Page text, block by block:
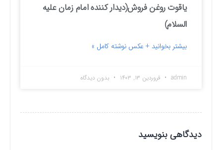
یاقوت روغن فروش(دیدار کننده امام زمان علیه
السلام)
بیشتر بخوانید + عکس نوشته کامل »
admin فروردین ۱۳, ۱۴۰۳ بدون دیدگاه
دیدگاهی بنویسید